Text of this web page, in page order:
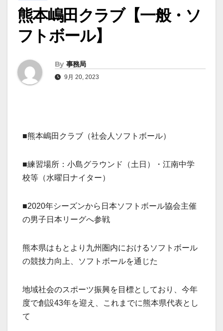
熊本嶋田クラブ【一般・ソ
フトボール】
By 事務局
9月 20, 2023
■熊本嶋田クラブ（社会人ソフトボール）
■練習場所：小島グラウンド（土日）・江南中学
校等（水曜日ナイター）
■2020年シーズンから日本ソフトボール協会主催
の男子日本リーグへ参戦
熊本県はもとより九州圏内におけるソフトボール
の競技力向上、ソフトボールを通じた
地域社会のスポーツ振興を目標としており、今年
度で創設43年を迎え、これまでに熊本県代表とし
て